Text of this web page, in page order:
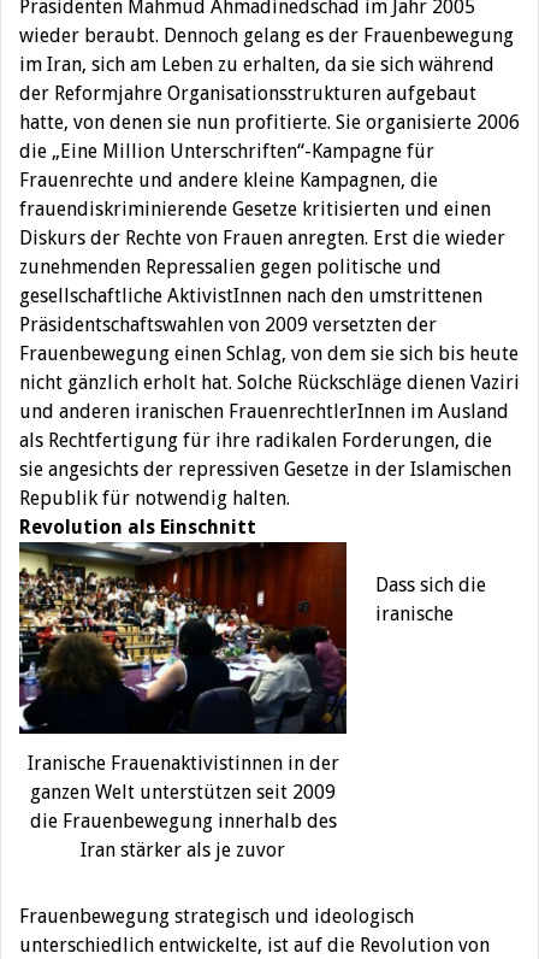
Präsidenten Mahmud Ahmadinedschad im Jahr 2005
wieder beraubt. Dennoch gelang es der Frauenbewegung
im Iran, sich am Leben zu erhalten, da sie sich während
der Reformjahre Organisationsstrukturen aufgebaut
hatte, von denen sie nun profitierte. Sie organisierte 2006
die „Eine Million Unterschriften“-Kampagne für
Frauenrechte und andere kleine Kampagnen, die
frauendiskriminierende Gesetze kritisierten und einen
Diskurs der Rechte von Frauen anregten. Erst die wieder
zunehmenden Repressalien gegen politische und
gesellschaftliche AktivistInnen nach den umstrittenen
Präsidentschaftswahlen von 2009 versetzten der
Frauenbewegung einen Schlag, von dem sie sich bis heute
nicht gänzlich erholt hat. Solche Rückschläge dienen Vaziri
und anderen iranischen FrauenrechtlerInnen im Ausland
als Rechtfertigung für ihre radikalen Forderungen, die
sie angesichts der repressiven Gesetze in der Islamischen
Republik für notwendig halten.
Revolution als Einschnitt
Iranische Frauenaktivistinnen in der
ganzen Welt unterstützen seit 2009
die Frauenbewegung innerhalb des
Iran stärker als je zuvor
Dass sich die
iranische
Frauenbewegung strategisch und ideologisch
unterschiedlich entwickelte, ist auf die Revolution von